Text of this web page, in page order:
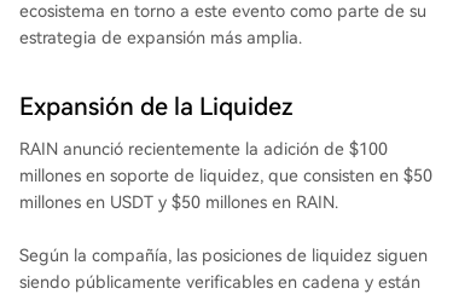
ecosistema en torno a este evento como parte de su
estrategia de expansión más amplia.
Expansión de la Liquidez
RAIN anunció recientemente la adición de $100
millones en soporte de liquidez, que consisten en $50
millones en USDT y $50 millones en RAIN.
Según la compañía, las posiciones de liquidez siguen
siendo públicamente verificables en cadena y están